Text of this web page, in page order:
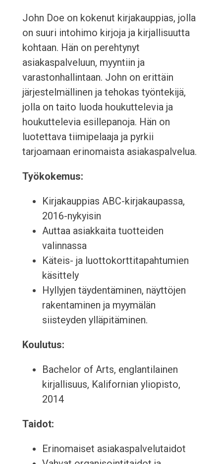
John Doe on kokenut kirjakauppias, jolla
on suuri intohimo kirjoja ja kirjallisuutta
kohtaan. Hän on perehtynyt
asiakaspalveluun, myyntiin ja
varastonhallintaan. John on erittäin
järjestelmällinen ja tehokas työntekijä,
jolla on taito luoda houkuttelevia ja
houkuttelevia esillepanoja. Hän on
luotettava tiimipelaaja ja pyrkii
tarjoamaan erinomaista asiakaspalvelua.
Työkokemus:
Kirjakauppias ABC-kirjakaupassa,
2016-nykyisin
Auttaa asiakkaita tuotteiden
valinnassa
Käteis- ja luottokorttitapahtumien
käsittely
Hyllyjen täydentäminen, näyttöjen
rakentaminen ja myymälän
siisteyden ylläpitäminen.
Koulutus:
Bachelor of Arts, englantilainen
kirjallisuus, Kalifornian yliopisto,
2014
Taidot:
Erinomaiset asiakaspalvelutaidot